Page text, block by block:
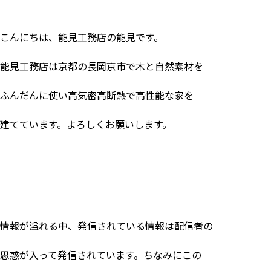
こんにちは、能見工務店の能見です。
能見工務店は京都の長岡京市で木と自然素材を
ふんだんに使い高気密高断熱で高性能な家を
建てています。よろしくお願いします。
情報が溢れる中、発信されている情報は配信者の
思惑が入って発信されています。ちなみにこの